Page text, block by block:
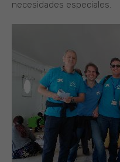
necesidades especiales.